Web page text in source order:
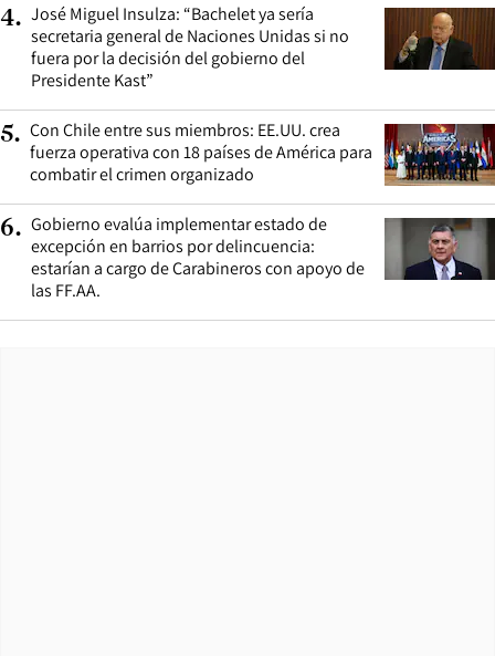
4. José Miguel Insulza: “Bachelet ya sería
secretaria general de Naciones Unidas si no
fuera por la decisión del gobierno del
Presidente Kast”
5. Con Chile entre sus miembros: EE.UU. crea
fuerza operativa con 18 países de América para
combatir el crimen organizado
6. Gobierno evalúa implementar estado de
excepción en barrios por delincuencia:
estarían a cargo de Carabineros con apoyo de
las FF.AA.